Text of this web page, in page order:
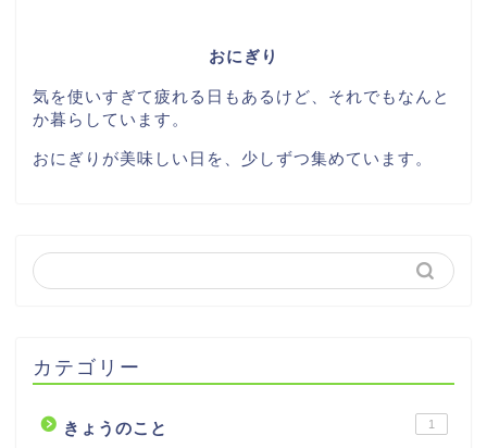
おにぎり
気を使いすぎて疲れる日もあるけど、それでもなんと
か暮らしています。
おにぎりが美味しい日を、少しずつ集めています。
カテゴリー
きょうのこと 1